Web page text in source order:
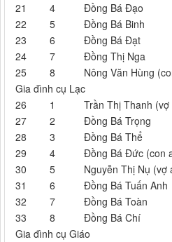
21
4
Đồng Bá Đạo
22
5
Đồng Bá Binh
23
6
Đồng Bá Đạt
24
7
Đồng Thị Nga
25
8
Nông Văn Hùng
Gia đình cụ Lạc
26
1
Trần Thị Thanh
27
2
Đồng Bá Trọng
28
3
Đồng Bá Thể
29
4
Đồng Bá Đức (con
30
5
Nguyễn Thị Nụ (vợ
31
6
Đồng Bá Tuấn Anh
32
7
Đồng Bá Toàn
33
8
Đồng Bá Chí
Gia đình cụ Giáo